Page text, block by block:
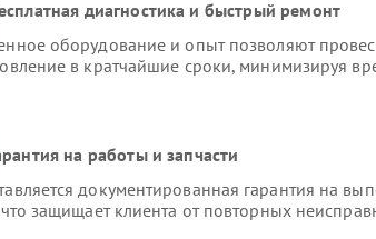
диагностика и быстрый ремонт
оборудование и опыт позволяют
в кратчайшие сроки, минимизируя
на работы и запчасти
документированная гарантия на
защищает клиента от повторных